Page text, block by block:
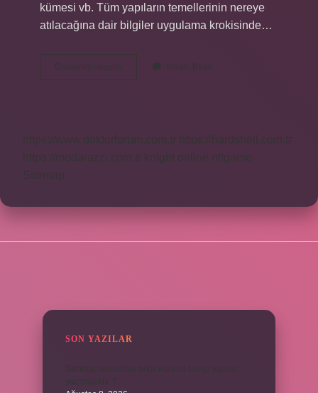
kümesi vb. Tüm yapıların temellerinin nereye
atılacağına dair bilgiler uygulama krokisinde…
Devamını okuyun
Aplikasyon
Yöntemi
Yorum Bırak
https://www.doktorforum.com.tr
https://hardshell.com.tr
https://modarazzi.com.tr
knight online
nttgame
Sitemap
SON YAZILAR